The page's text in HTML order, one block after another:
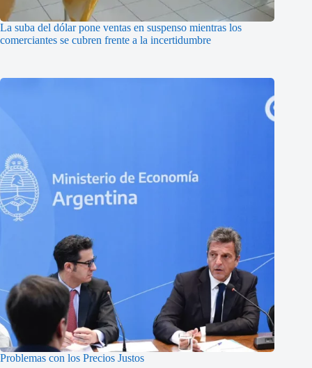
La suba del dólar pone ventas en suspenso mientras los
comerciantes se cubren frente a la incertidumbre
Problemas con los Precios Justos